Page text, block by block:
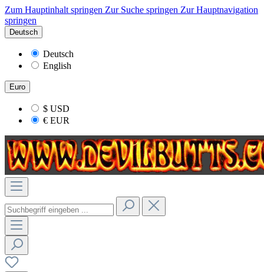
Zum Hauptinhalt springen Zur Suche springen Zur Hauptnavigation
springen
Deutsch
Deutsch
English
Euro
$ USD
€ EUR